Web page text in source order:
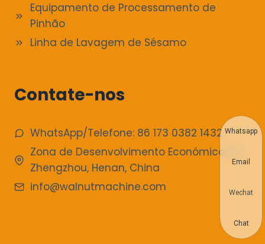
Equipamento de Processamento de
Pinhão
Linha de Lavagem de Sésamo
Contate-nos
WhatsApp/Telefone: 86 173 0382 1432
Zona de Desenvolvimento Económico de
Zhengzhou, Henan, China
info@walnutmachine.com
Whatsapp
Email
Wechat
Chat